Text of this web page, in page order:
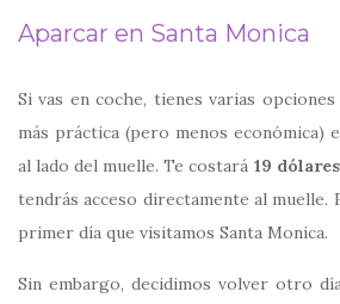
Aparcar en Santa Monica
Si vas en coche, tienes varias
más práctica (pero menos económica)
al lado del muelle. Te costará 19
tendrás acceso directamente al muelle.
primer día que visitamos Santa Monica.
Sin embargo, decidimos volver otro